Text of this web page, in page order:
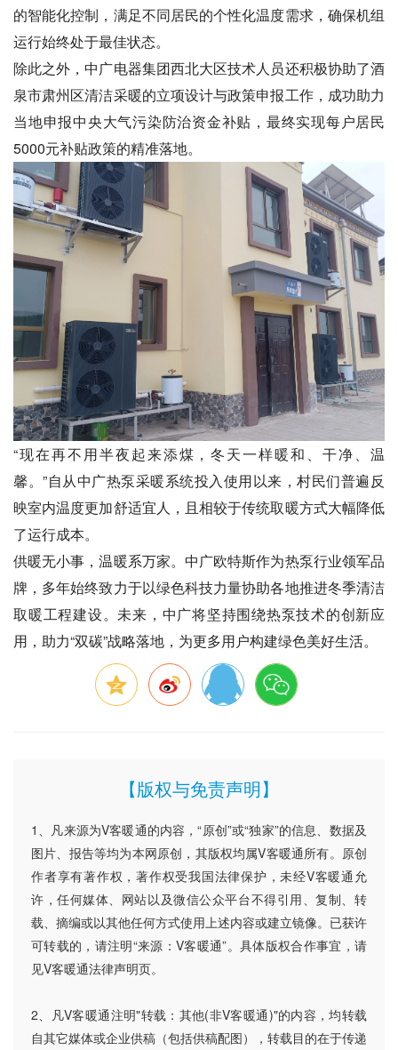
的智能化控制，满足不同居民的个性化温度需求，确保机组
运行始终处于最佳状态。
除此之外，中广电器集团西北大区技术人员还积极协助了酒
泉市肃州区清洁采暖的立项设计与政策申报工作，成功助力
当地申报中央大气污染防治资金补贴，最终实现每户居民
5000元补贴政策的精准落地。
“现在再不用半夜起来添煤，冬天一样暖和、干净、温
馨。”自从中广热泵采暖系统投入使用以来，村民们普遍反
映室内温度更加舒适宜人，且相较于传统取暖方式大幅降低
了运行成本。
供暖无小事，温暖系万家。中广欧特斯作为热泵行业领军品
牌，多年始终致力于以绿色科技力量协助各地推进冬季清洁
取暖工程建设。未来，中广将坚持围绕热泵技术的创新应
用，助力“双碳”战略落地，为更多用户构建绿色美好生活。
【版权与免责声明】
1、凡来源为V客暖通的内容，“原创”或“独家”的信息、数据及
图片、报告等均为本网原创，其版权均属V客暖通所有。原创
作者享有著作权，著作权受我国法律保护，未经V客暖通允
许，任何媒体、网站以及微信公众平台不得引用、复制、转
载、摘编或以其他任何方式使用上述内容或建立镜像。已获许
可转载的，请注明“来源：V客暖通”。具体版权合作事宜，请
见V客暖通法律声明页。
2、凡V客暖通注明"转载：其他(非V客暖通)"的内容，均转载
自其它媒体或企业供稿（包括供稿配图），转载目的在于传递